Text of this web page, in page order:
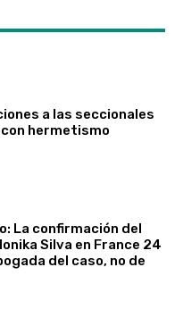
a las seccionales
hermetismo
La confirmación del
Silva en France 24
del caso, no de